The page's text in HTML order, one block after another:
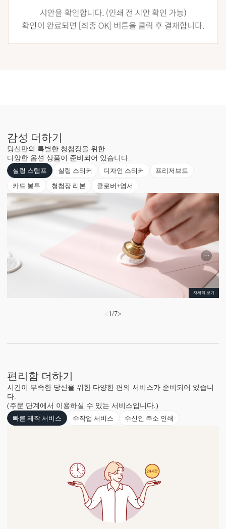
감성 더하기
당신만의 특별한 청첩장을 위한
다양한 옵션 상품이 준비되어 있습니다.
실링 스탬프
실링 스티커 디자인 스티커
프리저브드
카드 봉투
청첩장 리본 클로버+엽서
자세히 보기
<1/7>
편리함 더하기
시간이 부족한 당신을 위한 다양한 편의 서비스가 준비되어 있습니
다.
(주문 단계에서 이용하실 수 있는 서비스입니다.)
빠른 제작 서비스
수작업 서비스 수신인 주소 인쇄